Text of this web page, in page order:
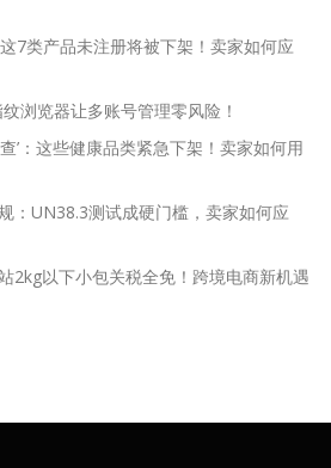
7类产品未注册将被下架！卖家如何应
浏览器让多账号管理零风险！
’：这些健康品类紧急下架！卖家如何用
：UN38.3测试成硬门槛，卖家如何应
2kg以下小包关税全免！跨境电商新机遇